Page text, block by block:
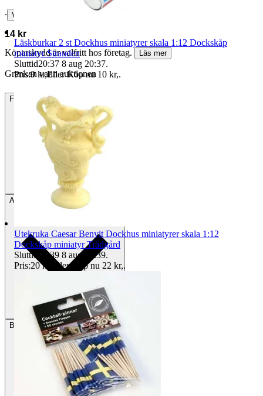
∙ Visa bud
14 kr
Köparskydd är valfritt hos företag.
Läs mer
Grankan vann auktionen
Frakt 15 kr Annat fraktsätt
Avhämtning Helsingborg, Sverige
Betalning Via Tradera
Läskburkar 2 st Dockhus miniatyrer skala 1:12 Dockskåp
miniatyr Stranden
Sluttid20:37 8 aug 20:37.
Pris:9 kr,Eller Köp nu 10 kr,.
Utekruka Caesar Benvit Dockhus miniatyrer skala 1:12
Dockskåp miniatyr Trädgård
Sluttid
20:39 8 aug 20:39.
Pris:20 kr Eller Köp nu 22 kr,.